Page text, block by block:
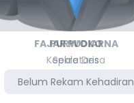
PURWOKO
Kepala Desa
Belum Rekam Kehadiran
FAJAR PUDIARNA
Sekretaris
Belum Rekam Kehadiran